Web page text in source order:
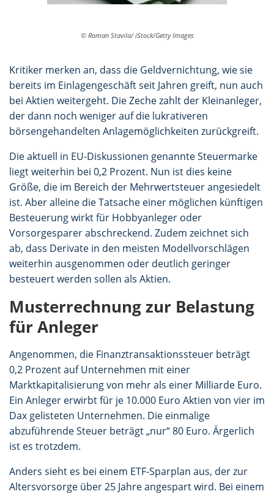
© Roman Stavila/ iStock/Getty Images
Kritiker merken an, dass die Geldvernichtung, wie sie
bereits im Einlagengeschäft seit Jahren greift, nun auch
bei Aktien weitergeht. Die Zeche zahlt der Kleinanleger,
der dann noch weniger auf die lukrativeren
börsengehandelten Anlagemöglichkeiten zurückgreift.
Die aktuell in EU-Diskussionen genannte Steuermarke
liegt weiterhin bei 0,2 Prozent. Nun ist dies keine
Größe, die im Bereich der Mehrwertsteuer angesiedelt
ist. Aber alleine die Tatsache einer möglichen künftigen
Besteuerung wirkt für Hobbyanleger oder
Vorsorgesparer abschreckend. Zudem zeichnet sich
ab, dass Derivate in den meisten Modellvorschlägen
weiterhin ausgenommen oder deutlich geringer
besteuert werden sollen als Aktien.
Musterrechnung zur Belastung
für Anleger
Angenommen, die Finanztransaktionssteuer beträgt
0,2 Prozent auf Unternehmen mit einer
Marktkapitalisierung von mehr als einer Milliarde Euro.
Ein Anleger erwirbt für je 10.000 Euro Aktien von vier im
Dax gelisteten Unternehmen. Die einmalige
abzuführende Steuer beträgt „nur“ 80 Euro. Ärgerlich
ist es trotzdem.
Anders sieht es bei einem ETF-Sparplan aus, der zur
Altersvorsorge über 25 Jahre angespart wird. Bei einem